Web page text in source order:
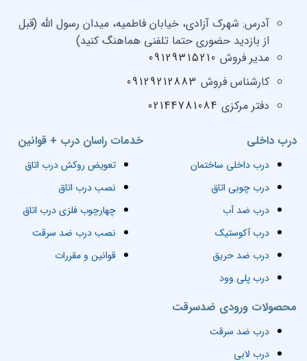
خدمات راسان درب + قوانین
تعویض روکش درب اتاق
نصب درب اتاق
چهارچوب فلزی درب اتاق
نصب درب ضد سرقت
قوانین و مقررات
محصولات ورودی ضدسرقت
درب ضد سرقت
درب لابی
درب داخلی
درب داخلی ساختمان
درب چوبی اتاق
درب ضد آب
درب آکوستیک
درب ضد حریق
درب پلی وود
آدرس: شهرک آزادی، خیابان فاطمیه، میدان رسول الله (قبل
از بازدید حضوری حتما تلفنی هماهنگ کنید)
مدیر فروش 09129315210
کارشناس فروش 09129212883
دفتر مرکزی 02144781084